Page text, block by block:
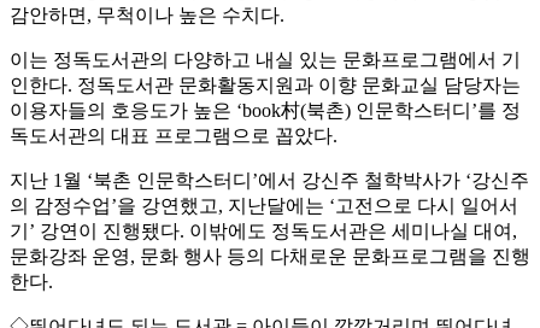
감안하면, 무척이나 높은 수치다.
이는 정독도서관의 다양하고 내실 있는 문화프로그램에서 기
인한다. 정독도서관 문화활동지원과 이향 문화교실 담당자는
이용자들의 호응도가 높은 ‘book村(북촌) 인문학스터디’를 정
독도서관의 대표 프로그램으로 꼽았다.
지난 1월 ‘북촌 인문학스터디’에서 강신주 철학박사가 ‘강신주
의 감정수업’을 강연했고, 지난달에는 ‘고전으로 다시 일어서
기’ 강연이 진행됐다. 이밖에도 정독도서관은 세미나실 대여,
문화강좌 운영, 문화 행사 등의 다채로운 문화프로그램을 진행
한다.